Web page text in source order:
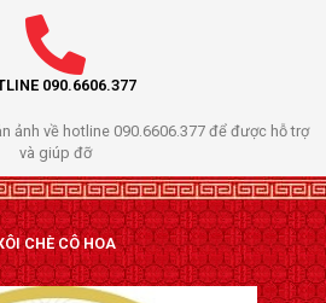
090.6606.377
ảnh về hotline 090.6606.377 để được hỗ trợ
và giúp đỡ
CHÈ CÔ HOA